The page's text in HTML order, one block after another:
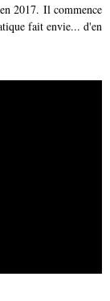
2017. Il commence
fait envie... d'en